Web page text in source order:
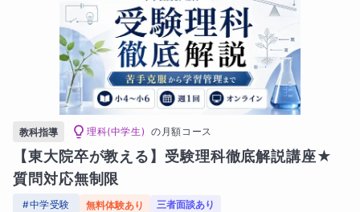
教科指導 理科(中学生) の 月額コース
【東大院卒が教える】受験理科徹底解説講座★
質問対応無制限
#中学受験 無料体験あり 三者面談あり